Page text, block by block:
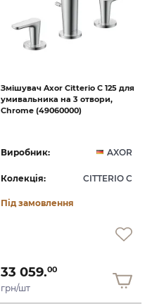
Змішувач Axor Citterio C 125 для
умивальника на 3 отвори,
Chrome (49060000)
Виробник: AXOR
Колекція: CITTERIO C
Під замовлення
33 059.00
грн/шт